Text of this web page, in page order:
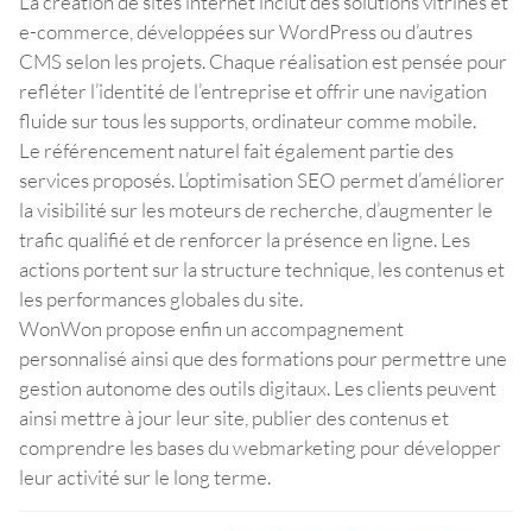
e-commerce, développées sur WordPress ou d’autres
CMS selon les projets. Chaque réalisation est pensée pour
refléter l’identité de l’entreprise et offrir une navigation
fluide sur tous les supports, ordinateur comme mobile.
Le référencement naturel fait également partie des
services proposés. L’optimisation SEO permet d’améliorer
la visibilité sur les moteurs de recherche, d’augmenter le
trafic qualifié et de renforcer la présence en ligne. Les
actions portent sur la structure technique, les contenus et
les performances globales du site.
WonWon propose enfin un accompagnement
personnalisé ainsi que des formations pour permettre une
gestion autonome des outils digitaux. Les clients peuvent
ainsi mettre à jour leur site, publier des contenus et
comprendre les bases du webmarketing pour développer
leur activité sur le long terme.